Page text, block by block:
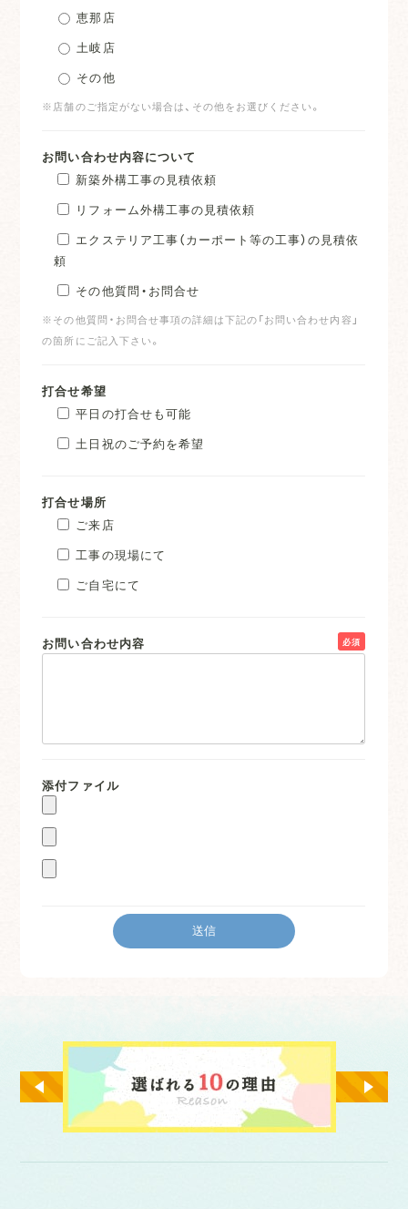
恵那店
土岐店
その他
※店舗のご指定がない場合は、その他をお選びください。
お問い合わせ内容について
新築外構工事の見積依頼
リフォーム外構工事の見積依頼
エクステリア工事（カーポート等の工事）の見積依
頼
その他質問・お問合せ
※その他質問・お問合せ事項の詳細は下記の「お問い合わせ内容」
の箇所にご記入下さい。
打合せ希望
平日の打合せも可能
土日祝のご予約を希望
打合せ場所
ご来店
工事の現場にて
ご自宅にて
お問い合わせ内容 必須
添付ファイル